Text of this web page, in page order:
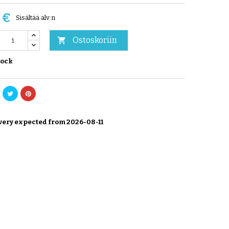
€ Sisältää alv:n
 Ostoskoriin
expected from 2026-08-11